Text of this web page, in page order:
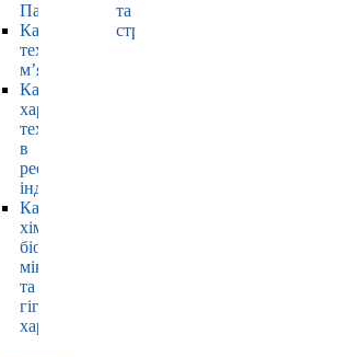
Павлюк
Кафедра
технології
м’яса
Кафедра
харчових
технологій
в
ресторанній
індустрії
Кафедра
хімії,
біохімії,
мікробіології
та
гігієни
харчування
та
страхування